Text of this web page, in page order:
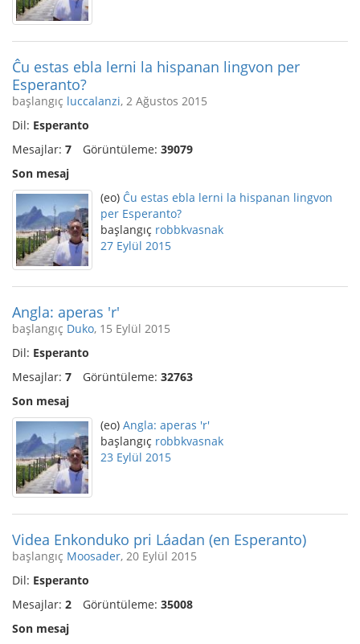
Ĉu estas ebla lerni la hispanan lingvon per
Esperanto?
başlangıç luccalanzi, 2 Ağustos 2015
Dil: Esperanto
Mesajlar: 7 Görüntüleme: 39079
Son mesaj
(eo) Ĉu estas ebla lerni la hispanan lingvon
per Esperanto?
başlangıç robbkvasnak
27 Eylül 2015
Angla: aperas 'r'
başlangıç Duko, 15 Eylül 2015
Dil: Esperanto
Mesajlar: 7 Görüntüleme: 32763
Son mesaj
(eo) Angla: aperas 'r'
başlangıç robbkvasnak
23 Eylül 2015
Videa Enkonduko pri Láadan (en Esperanto)
başlangıç Moosader, 20 Eylül 2015
Dil: Esperanto
Mesajlar: 2 Görüntüleme: 35008
Son mesaj